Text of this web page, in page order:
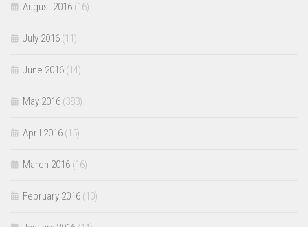
August 2016 (16)
July 2016 (11)
June 2016 (14)
May 2016 (383)
April 2016 (15)
March 2016 (16)
February 2016 (10)